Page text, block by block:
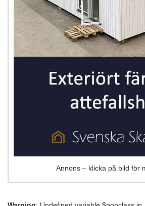
Annons – klicka på bild för